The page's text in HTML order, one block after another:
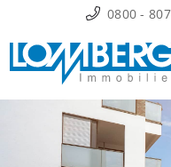
Inhalt
springen
0800 -